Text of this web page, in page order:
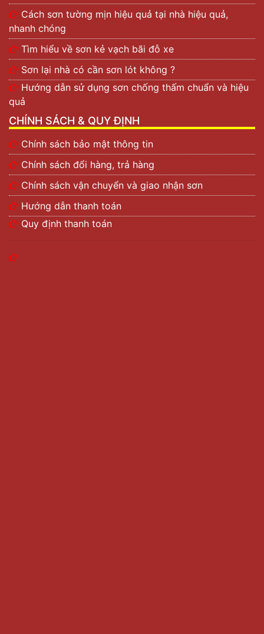
Cách sơn tường mịn hiệu quả tại nhà hiệu quả,
nhanh chóng
Tìm hiểu về sơn kẻ vạch bãi đỗ xe
Sơn lại nhà có cần sơn lót không ?
Hướng dẫn sử dụng sơn chống thấm chuẩn và hiệu
quả
CHÍNH SÁCH & QUY ĐỊNH
Chính sách bảo mật thông tin
Chính sách đổi hàng, trả hàng
Chính sách vận chuyển và giao nhận sơn
Hướng dẫn thanh toán
Quy định thanh toán